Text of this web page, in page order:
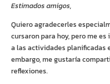
Estimados amigos,
Quiero agradecerles
cursaron para hoy, pero me
a las actividades planificadas
embargo, me gustaría
reflexiones.